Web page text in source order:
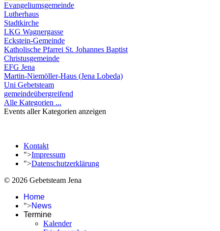
Evangeliumsgemeinde
Lutherhaus
Stadtkirche
LKG Wagnergasse
Eckstein-Gemeinde
Katholische Pfarrei St. Johannes Baptist
Christusgemeinde
EFG Jena
Martin-Niemöller-Haus (Jena Lobeda)
Uni Gebetsteam
gemeindeübergreifend
Alle Kategorien ...
Events aller Kategorien anzeigen
Kontakt
">Impressum
">Datenschutzerklärung
© 2026 Gebetsteam Jena
Home
">News
Termine
Kalender